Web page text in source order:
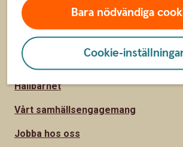
Bara nödvändiga
Cookie-
Om oss
Om Skurups Sparbank
Hållbarhet
Vårt samhällsengagemang
Jobba hos oss